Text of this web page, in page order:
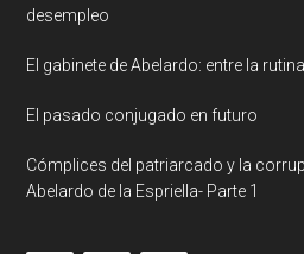
desempleo
El gabinete de Abelardo: entre la
El pasado conjugado en futuro
Cómplices del patriarcado y la
Abelardo de la Espriella- Parte 1